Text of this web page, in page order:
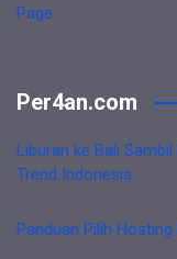
Page
Per4an.com
Liburan ke Bali
Trend Indonesia
Panduan Pilih